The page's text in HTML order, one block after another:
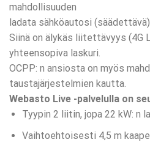
mahdollisuuden
ladata sähköautosi
Siinä on älykäs liitettävyys (4G
yhteensopiva laskuri.
OCPP: n ansiosta on myös
taustajärjestelmien kautta.
Webasto Live -palvelulla on
Tyypin 2 liitin, jopa 22 kW: n
Vaihtoehtoisesti 4,5 m